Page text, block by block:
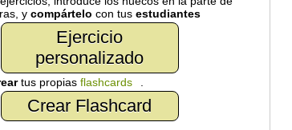
y compártelo con tus estudiantes
Ejercicio
personalizado
tus propias flashcards .
Crear Flashcard